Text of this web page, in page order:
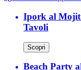
Ipork al
Tavoli
Scopri
Beach Party